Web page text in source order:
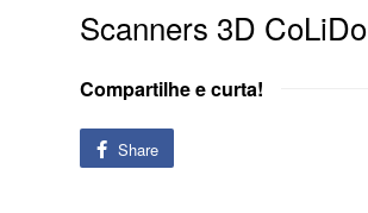
Scanners 3D CoLiDo
Compartilhe e curta!
Share